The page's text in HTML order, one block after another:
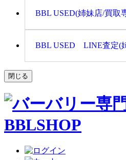
BBL USED(姉妹店/買取
BBL USED LINE査定(
閉じる